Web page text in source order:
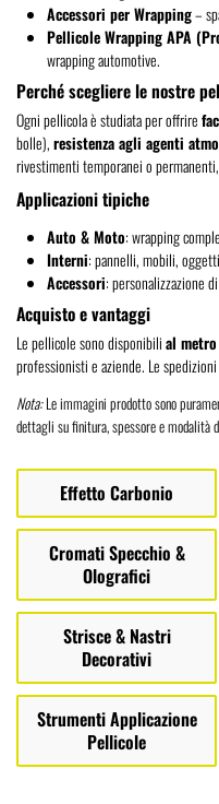
Accessori per Wrapping–
Pellicole Wrapping APA
wrapping automotive.
Perché scegliere le nostre
Ogni pellicola è studiata per offrire
bolle),resistenza agli agenti
rivestimenti temporanei o
Applicazioni tipiche
Auto & Moto: wrapping
Interni: pannelli, mobili,
Accessori: personalizzazione
Acquisto e vantaggi
Le pellicole sono disponibilial metro
professionisti e aziende. Le
Nota:Le immagini prodotto sono
dettagli su finitura, spessore e modalità
Effetto Carbonio
Cromati Specchio &
Olografici
Strisce & Nastri
Decorativi
Strumenti Applicazione
Pellicole